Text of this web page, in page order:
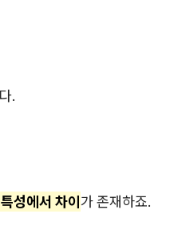
.
성에서 차이가 존재하죠.